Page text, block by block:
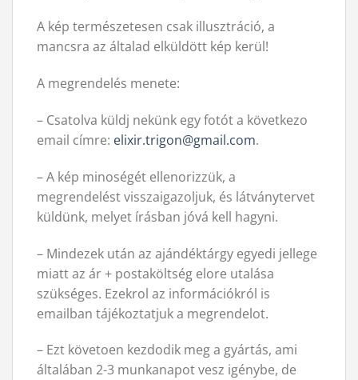
A kép természetesen csak illusztráció, a
mancsra az általad elküldött kép kerül!
A megrendelés menete:
– Csatolva küldj nekünk egy fotót a következo
email címre: elixir.trigon@gmail.com.
– A kép minoségét ellenorizzük, a
megrendelést visszaigazoljuk, és látványtervet
küldünk, melyet írásban jóvá kell hagyni.
– Mindezek után az ajándéktárgy egyedi jellege
miatt az ár + postaköltség elore utalása
szükséges. Ezekrol az információkról is
emailban tájékoztatjuk a megrendelot.
– Ezt követoen kezdodik meg a gyártás, ami
általában 2-3 munkanapot vesz igénybe, de